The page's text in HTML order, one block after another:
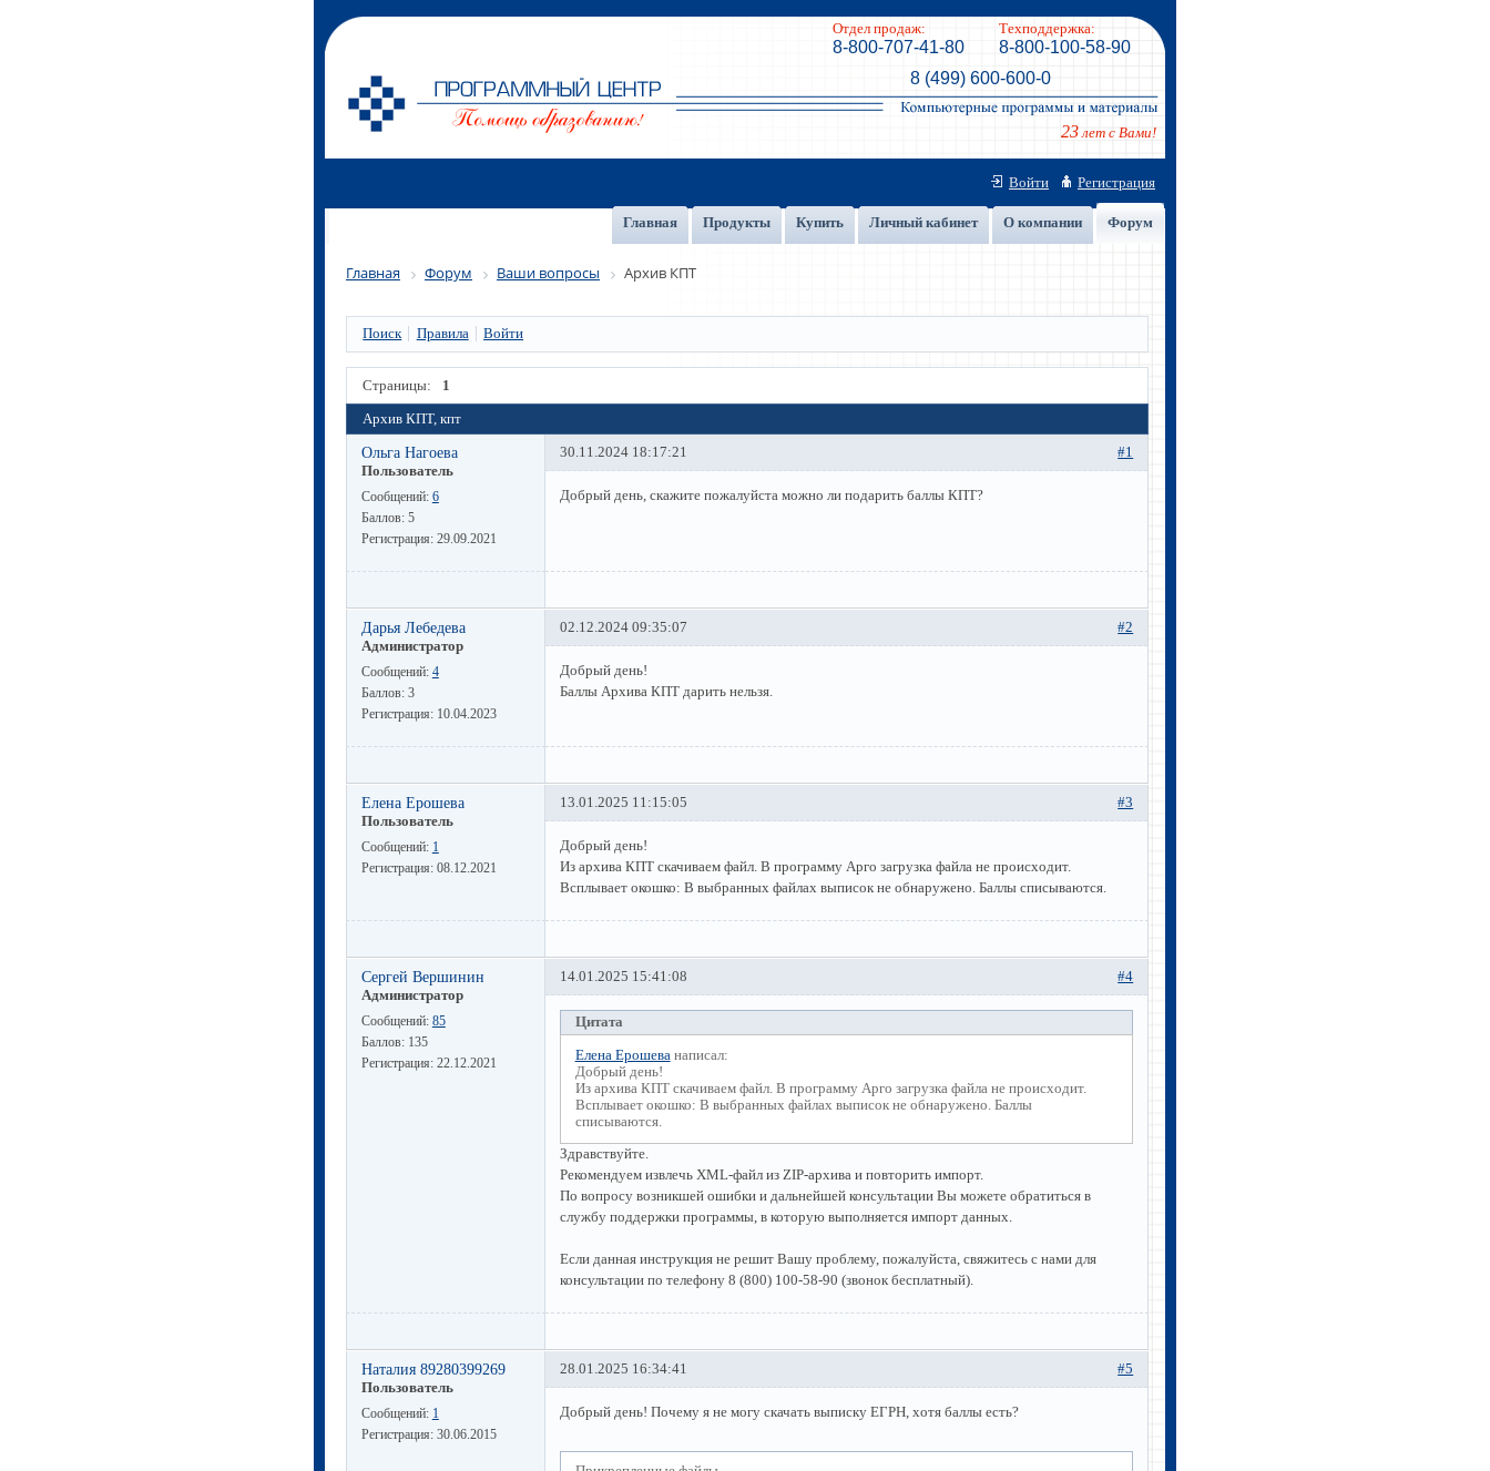
Отдел продаж:
8-800-707-41-80
Техподдержка:
8-800-100-58-90
8 (499) 600-600-0
23лет с Вами!
Войти Регистрация
Главная Продукты Купить Личный кабинет О компании Форум
Главная Форум Ваши вопросы Архив КПТ
Поиск Правила Войти
Страницы: 1
Архив КПТ, кпт
Ольга Нагоева
Пользователь
Сообщений: 6
Баллов: 5
Регистрация: 29.09.2021
#1
30.11.2024 18:17:21
Добрый день, скажите пожалуйста можно ли подарить баллы КПТ?
Дарья Лебедева
Администратор
Сообщений: 4
Баллов: 3
Регистрация: 10.04.2023
#2
02.12.2024 09:35:07
Добрый день!
Баллы Архива КПТ дарить нельзя.
Елена Ерошева
Пользователь
Сообщений: 1
Регистрация: 08.12.2021
#3
13.01.2025 11:15:05
Добрый день!
Из архива КПТ скачиваем файл. В программу Арго загрузка файла не происходит.
Всплывает окошко: В выбранных файлах выписок не обнаружено. Баллы списываются.
Сергей Вершинин
Администратор
Сообщений: 85
Баллов: 135
Регистрация: 22.12.2021
#4
14.01.2025 15:41:08
Цитата
Елена Ерошеванаписал:
Добрый день!
Из архива КПТ скачиваем файл. В программу Арго загрузка файла не происходит.
Всплывает окошко: В выбранных файлах выписок не обнаружено. Баллы
списываются.
Здравствуйте.
Рекомендуем извлечь XML-файл из ZIP-архива и повторить импорт.
По вопросу возникшей ошибки и дальнейшей консультации Вы можете обратиться в
службу поддержки программы, в которую выполняется импорт данных.
Если данная инструкция не решит Вашу проблему, пожалуйста, свяжитесь с нами для
консультации по телефону 8 (800) 100-58-90 (звонок бесплатный).
Наталия 89280399269
Пользователь
Сообщений: 1
Регистрация: 30.06.2015
#5
28.01.2025 16:34:41
Добрый день! Почему я не могу скачать выписку ЕГРН, хотя баллы есть?